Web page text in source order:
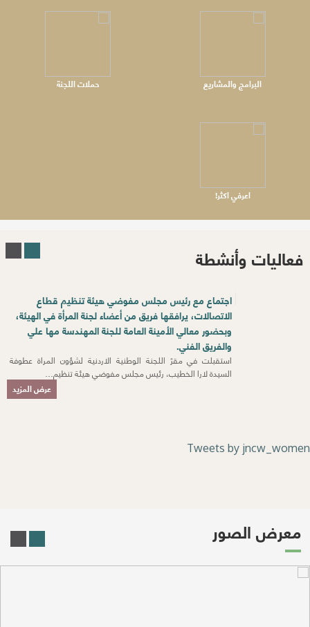
البرامج والمشاريع حملات اللجنة
اعرفي اكثر!
فعاليات وأنشطة
اجتماع مع رئيس مجلس مفوضي هيئة تنظيم قطاع
الاتصالات، يرافقها فريق من أعضاء لجنة المرأة في الهيئة،
وبحضور معالي الأمينة العامة للجنة المهندسة مها علي
والفريق الفني.
استقبلت في مقرّ اللجنة الوطنية الاردنية لشؤون المراة عطوفة
السيدة لارا الخطيب، رئيس مجلس مفوضي هيئة تنظيم…
عرض المزيد
Tweets by jncw_women
معرض الصور